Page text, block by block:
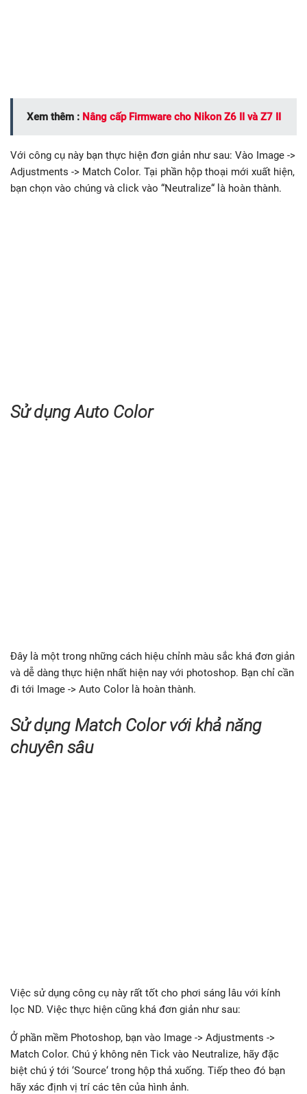
Xem thêm : Nâng cấp Firmware cho Nikon Z6 II và Z7 II
Với công cụ này bạn thực hiện đơn giản như sau: Vào Image ->
Adjustments -> Match Color. Tại phần hộp thoại mới xuất hiện,
bạn chọn vào chúng và click vào “Neutralize“ là hoàn thành.
Sử dụng Auto Color
Đây là một trong những cách hiệu chỉnh màu sắc khá đơn giản
và dễ dàng thực hiện nhất hiện nay với photoshop. Bạn chỉ cần
đi tới Image -> Auto Color là hoàn thành.
Sử dụng Match Color với khả năng
chuyên sâu
Việc sử dụng công cụ này rất tốt cho phơi sáng lâu với kính
lọc ND. Việc thực hiện cũng khá đơn giản như sau:
Ở phần mềm Photoshop, bạn vào Image -> Adjustments ->
Match Color. Chú ý không nên Tick vào Neutralize, hãy đặc
biệt chú ý tới ‘Source‘ trong hộp thả xuống. Tiếp theo đó bạn
hãy xác định vị trí các tên của hình ảnh.